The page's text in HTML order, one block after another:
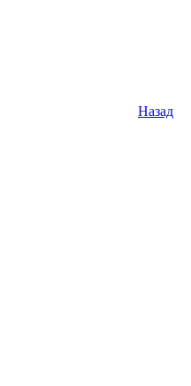
Назад